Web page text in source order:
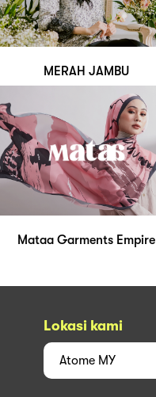
MERAH JAMBU
Mataa Garments Empire
Lokasi kami
Atome MY